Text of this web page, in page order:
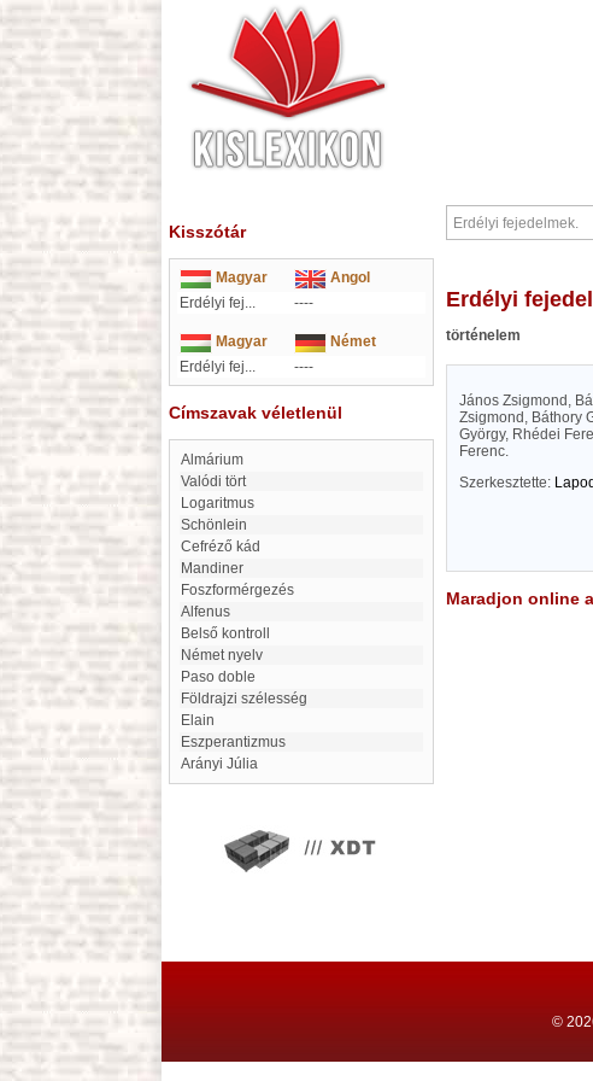
Kisszótár
Magyar
Angol
Erdélyi fej...
----
Magyar
Német
Erdélyi fej...
----
Címszavak véletlenül
almárium
Valódi tört
Logaritmus
Schönlein
Cefréző kád
mandiner
Foszformérgezés
Alfenus
Belső kontroll
Német nyelv
paso doble
földrajzi szélesség
elain
eszperantizmus
Arányi Júlia
Erdélyi
történelem
János Zsigmond,
Zsigmond, Báthory
György, Rhédei
Ferenc.
Szerkesztette:
Maradjon online
©